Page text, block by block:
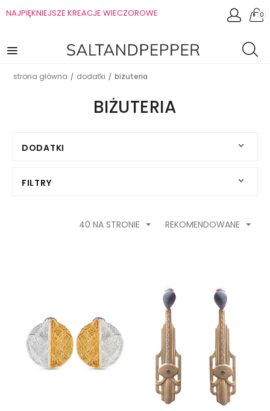
NAJPIĘKNIEJSZE KREACJE WIECZOROWE 0
strona główna / dodatki / biżuteria
BIŻUTERIA
DODATKI
FILTRY
REKOMENDOWANE
40 NA STRONIE